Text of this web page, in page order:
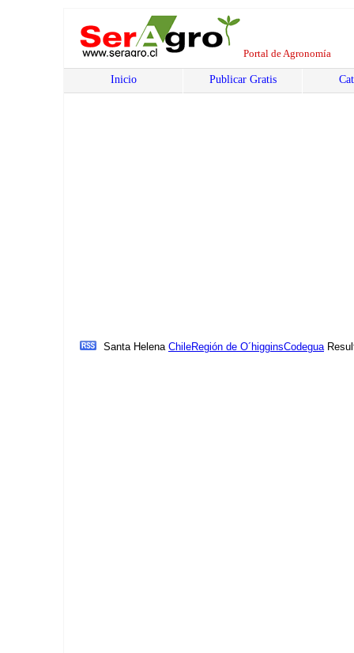
Portal de Agronomía
Inicio Publicar Gratis
Santa Helena ChileRegión de O´higginsCodegua